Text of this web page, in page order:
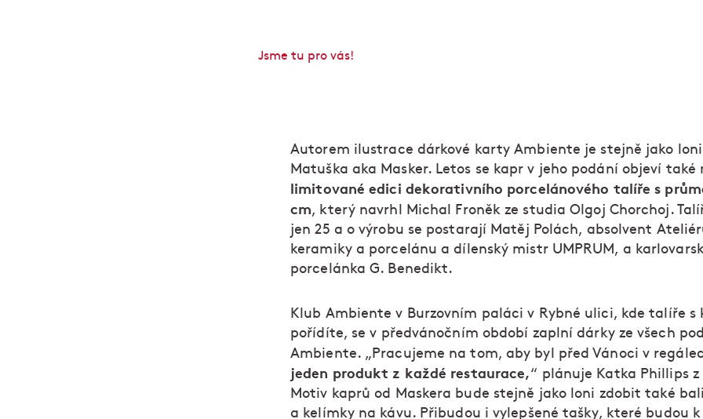
Jsme tu pro vás!
Autorem ilustrace dárkové karty Ambiente je stejně jako
Matuška aka Masker. Letos se kapr v jeho podání objeví také
limitované edici dekorativního porcelánového talíře s
cm, který navrhl Michal Froněk ze studia Olgoj Chorchoj.
jen 25 a o výrobu se postarají Matěj Polách, absolvent
keramiky a porcelánu a dílenský mistr UMPRUM, a
porcelánka G. Benedikt.
Klub Ambiente v Burzovním paláci v Rybné ulici, kde talíře s
pořídíte, se v předvánočním období zaplní dárky ze všech
Ambiente. „Pracujeme na tom, aby byl před Vánoci v
jeden produkt z každé restaurace,“ plánuje Katka Phillips
Motiv kaprů od Maskera bude stejně jako loni zdobit také
a kelímky na kávu. Přibudou i vylepšené tašky, které budou